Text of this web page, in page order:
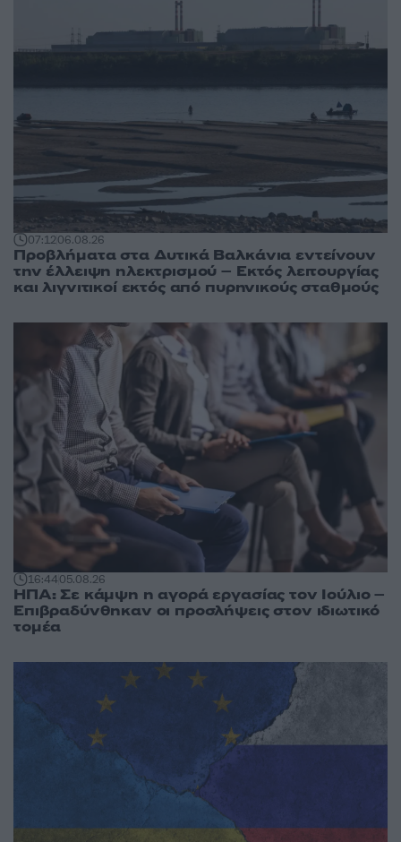
07:1206.08.26
Προβλήματα στα Δυτικά Βαλκάνια εντείνουν
την έλλειψη ηλεκτρισμού – Εκτός λειτουργίας
και λιγνιτικοί εκτός από πυρηνικούς σταθμούς
16:4405.08.26
ΗΠΑ: Σε κάμψη η αγορά εργασίας τον Ιούλιο –
Επιβραδύνθηκαν οι προσλήψεις στον ιδιωτικό
τομέα